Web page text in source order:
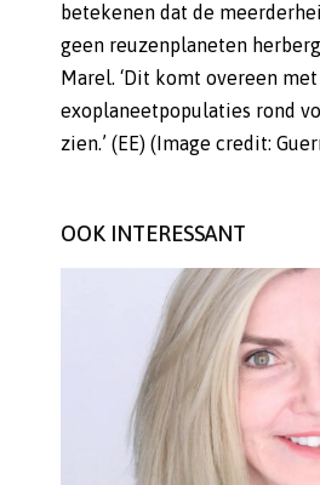
betekenen dat de
geen reuzenplaneten
Marel. ‘Dit komt overeen
exoplaneetpopulaties rond
zien.’ (EE) (Image credit:
OOK INTERESSANT